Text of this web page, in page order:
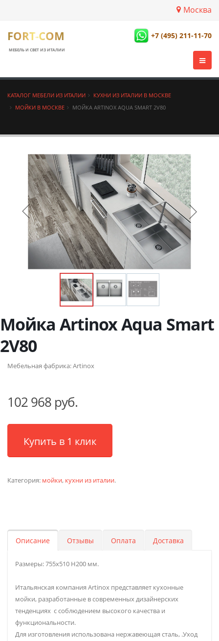
Москва
FORT-COM
МЕБЕЛЬ И СВЕТ ИЗ ИТАЛИИ
+7 (495) 211-11-70
КАТАЛОГ МЕБЕЛИ ИЗ ИТАЛИИ
КУХНИ ИЗ ИТАЛИИ В МОСКВЕ
МОЙКИ В МОСКВЕ
МОЙКА ARTINOX AQUA SMART 2V80
Мойка Artinox Aqua Smart
2V80
Мебельная фабрика:Artinox
102 968 руб.
Купить в 1 клик
Категория: мойки, кухни из италии.
Описание Отзывы Оплата Доставка
Размеры: 755х510 H200 мм.
Итальянская компания Artinox представляет кухонные
мойки, разработанные в современных дизайнерских
тенденциях с соблюдением высокого качества и
функциональности.
Для изготовления использована нержавеющая сталь, .Уход